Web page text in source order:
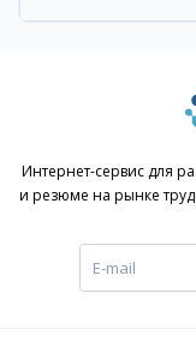
Интернет-сервис для
и резюме на рынке